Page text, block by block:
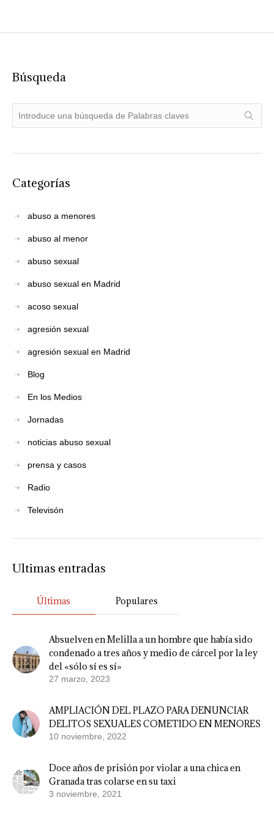
Búsqueda
Categorías
abuso a menores
abuso al menor
abuso sexual
abuso sexual en Madrid
acoso sexual
agresión sexual
agresión sexual en Madrid
Blog
En los Medios
Jornadas
noticias abuso sexual
prensa y casos
Radio
Televisón
Ultimas entradas
Últimas Populares
Absuelven en Melilla a un hombre que había sido
condenado a tres años y medio de cárcel por la ley
del «sólo sí es sí»
27 marzo, 2023
AMPLIACIÓN DEL PLAZO PARA DENUNCIAR
DELITOS SEXUALES COMETIDO EN MENORES
10 noviembre, 2022
Doce años de prisión por violar a una chica en
Granada tras colarse en su taxi
3 noviembre, 2021